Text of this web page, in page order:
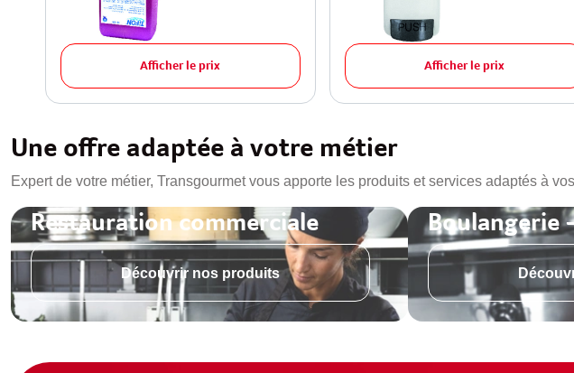
Afficher le prix Afficher le prix
Une offre adaptée à votre métier
Expert de votre métier, Transgourmet vous apporte les produits et services adaptés à
Restauration commerciale
Découvrir nos produits
Boulangerie